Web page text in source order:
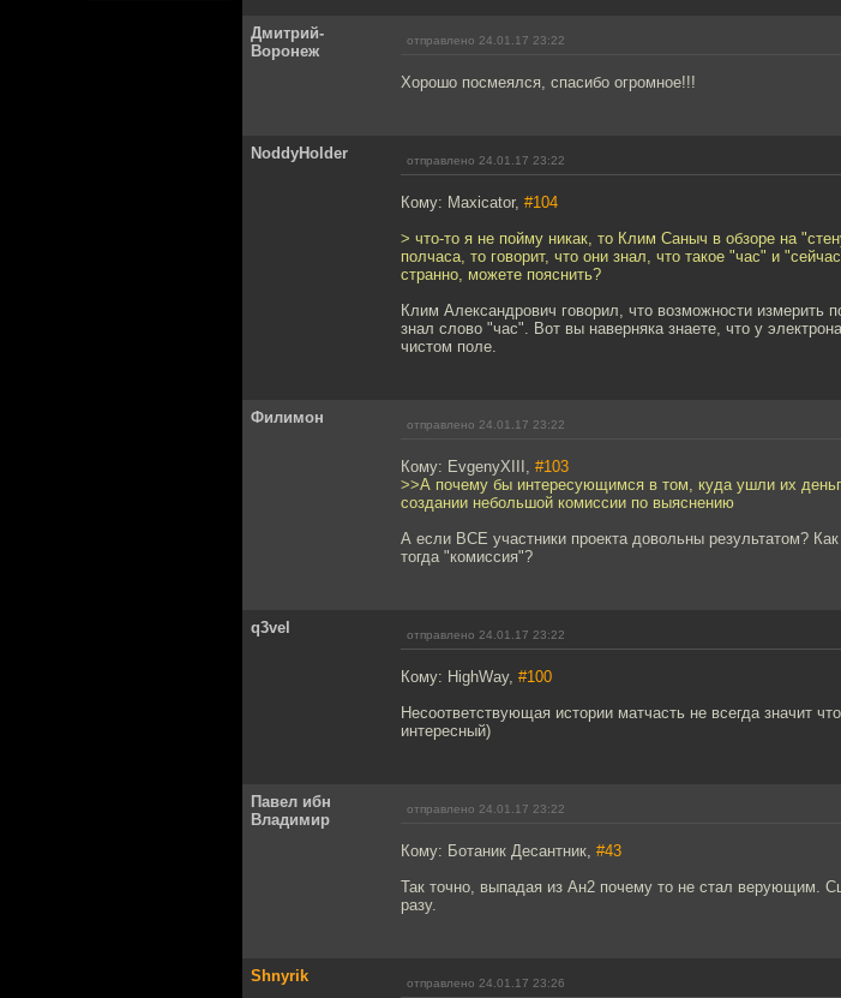
Дмитрий-
Воронеж
отправлено 24.01.17 23:22
Хорошо посмеялся, спасибо огромное!!!
NoddyHolder отправлено 24.01.17 23:22
Кому: Maxicator, #104
> что-то я не пойму никак, то Клим Саныч в обзоре на
полчаса, то говорит, что они знал, что такое "час" и
странно, можете пояснить?
Клим Александрович говорил, что возможности измерить
знал слово "час". Вот вы наверняка знаете, что у
чистом поле.
Филимон отправлено 24.01.17 23:22
Кому: EvgenyXIII, #103
>>А почему бы интересующимся в том, куда ушли их
создании небольшой комиссии по выяснению
А если ВСЕ участники проекта довольны результатом?
тогда "комиссия"?
q3vel отправлено 24.01.17 23:22
Кому: HighWay, #100
Несоответствующая истории матчасть не всегда значит
интересный)
Павел ибн
Владимир
отправлено 24.01.17 23:22
Кому: Ботаник Десантник, #43
Так точно, выпадая из Ан2 почему то не стал верующим.
разу.
Shnyrik отправлено 24.01.17 23:26